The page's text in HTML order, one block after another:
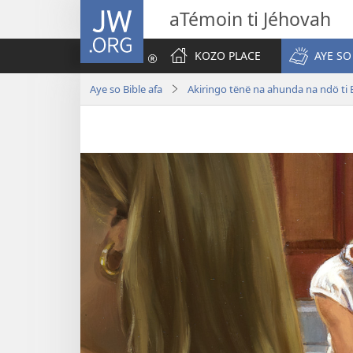
JW.ORG aTémoin ti Jéhovah
KOZO PLACE
AYE
Aye so Bible afa Akiringo tënë na ahunda na ndö ti